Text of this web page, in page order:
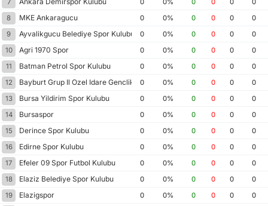
7 0 0% 0 0 0
0
8
MKE Ankaragucu 0 0% 0 0 0
0
9
Ayvalikgucu Belediye Spor Kulubu 0 0% 0 0 0
0
10
Agri 1970 Spor 0 0% 0 0 0
0
11
Batman Petrol Spor Kulubu 0 0% 0 0 0
0
12
Bayburt Grup Il Ozel Idare Genclik Spor
0 0% 0 0 0
0
13
Bursa Yildirim Spor Kulubu 0 0% 0 0 0
0
14
Bursaspor 0 0% 0 0 0
0
15
Derince Spor Kulubu 0 0% 0 0 0
0
16
Edirne Spor Kulubu 0 0% 0 0 0
0
17
Efeler 09 Spor Futbol Kulubu 0 0% 0 0 0
0
18
Elaziz Belediye Spor Kulubu 0 0% 0 0 0
0
19
Elazigspor 0 0% 0 0 0
0